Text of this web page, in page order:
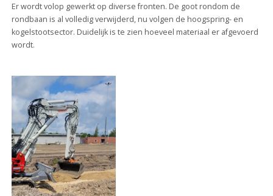
Er wordt volop gewerkt op diverse fronten. De goot rondom de
rondbaan is al volledig verwijderd, nu volgen de hoogspring- en
kogelstootsector. Duidelijk is te zien hoeveel materiaal er afgevoerd
wordt.